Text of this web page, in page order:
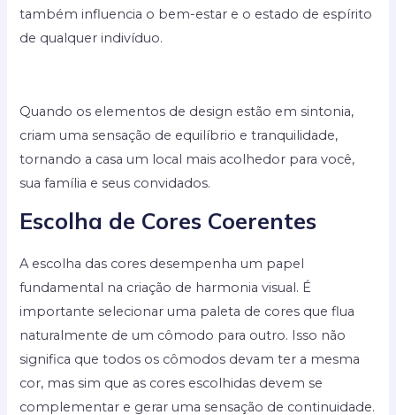
também influencia o bem-estar e o estado de espírito
de qualquer indivíduo.
Quando os elementos de design estão em sintonia,
criam uma sensação de equilíbrio e tranquilidade,
tornando a casa um local mais acolhedor para você,
sua família e seus convidados.
Escolha de Cores Coerentes
A escolha das cores desempenha um papel
fundamental na criação de harmonia visual. É
importante selecionar uma paleta de cores que flua
naturalmente de um cômodo para outro. Isso não
significa que todos os cômodos devam ter a mesma
cor, mas sim que as cores escolhidas devem se
complementar e gerar uma sensação de continuidade.